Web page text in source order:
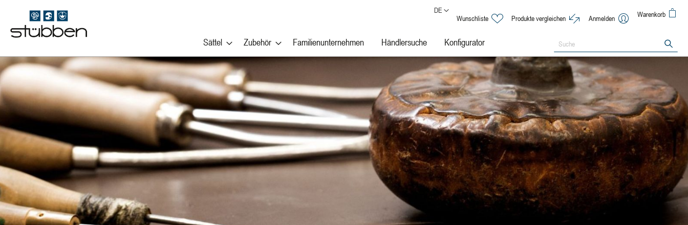
Warenkorb
Suche
DE
Wunschliste
Produkte vergleichen Anmelden
Sättel Zubehör Familienunternehmen Händlersuche Konfigurator